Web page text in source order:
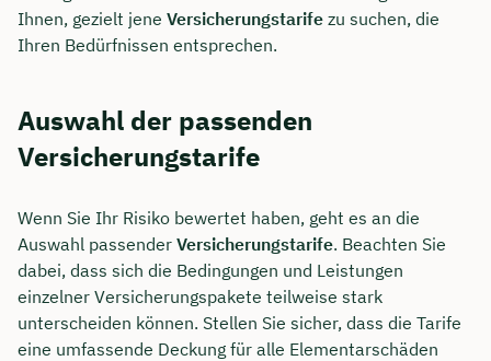
Ihnen, gezielt jene Versicherungstarife zu suchen, die
Ihren Bedürfnissen entsprechen.
Auswahl der passenden
Versicherungstarife
Wenn Sie Ihr Risiko bewertet haben, geht es an die
Auswahl passender Versicherungstarife. Beachten Sie
dabei, dass sich die Bedingungen und Leistungen
einzelner Versicherungspakete teilweise stark
unterscheiden können. Stellen Sie sicher, dass die Tarife
eine umfassende Deckung für alle Elementarschäden